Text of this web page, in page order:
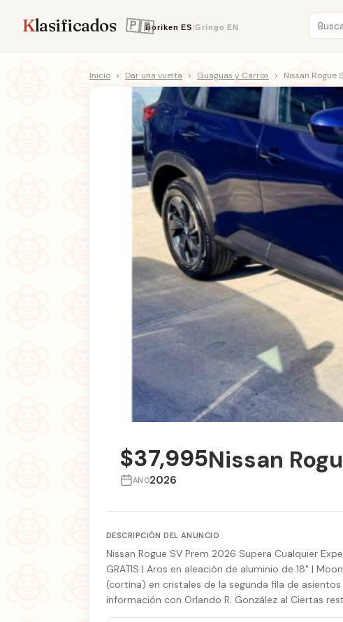
Klasificados Boriken ES|Gringo EN
Inicio > Dar una vuelta > Guaguas y Carros > Nissan Rogue
$37,995Nissan
ANO2026
DESCRIPCIÓN DEL ANUNCIO
Nissan Rogue SV Prem 2026 Supera Cualquier
GRATIS | Aros en aleación de aluminio de 18" |
(cortina) en cristales de la segunda fila de
información con Orlando R. González al Ciertas